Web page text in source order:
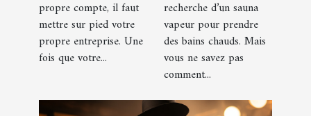
savoir ?
propre compte, il faut
mettre sur pied votre
propre entreprise. Une
fois que votre...
recherche d’un sauna
vapeur pour prendre
des bains chauds. Mais
vous ne savez pas
comment...